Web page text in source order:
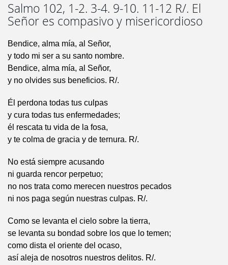
Salmo 102, 1-2. 3-4. 9-10. 11-12 R/. El
Señor es compasivo y misericordioso
Bendice, alma mía, al Señor,
y todo mi ser a su santo nombre.
Bendice, alma mía, al Señor,
y no olvides sus beneficios. R/.
Él perdona todas tus culpas
y cura todas tus enfermedades;
él rescata tu vida de la fosa,
y te colma de gracia y de ternura. R/.
No está siempre acusando
ni guarda rencor perpetuo;
no nos trata como merecen nuestros pecados
ni nos paga según nuestras culpas. R/.
Como se levanta el cielo sobre la tierra,
se levanta su bondad sobre los que lo temen;
como dista el oriente del ocaso,
así aleja de nosotros nuestros delitos. R/.